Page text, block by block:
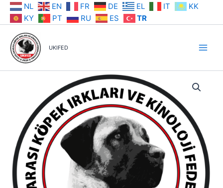
İçeriğe NL EN FR DE EL IT
KK
KY
PT RU ES TR
UKIFED